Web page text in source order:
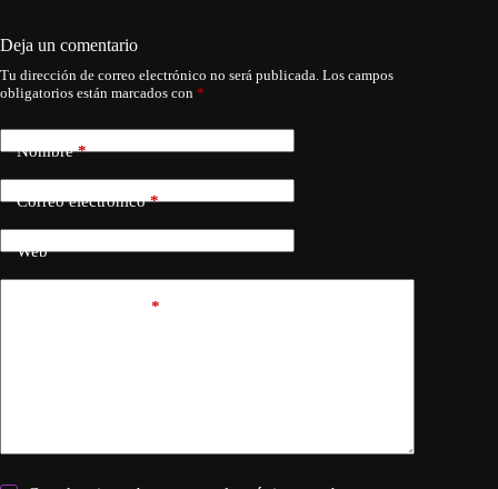
Deja un comentario
Tu dirección de correo electrónico no será publicada. Los campos
obligatorios están marcados con *
Nombre*
Correo electrónico*
Web
*